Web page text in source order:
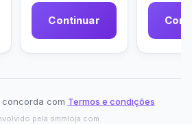
Continuar
com Termos e condições
pela smmloja.com